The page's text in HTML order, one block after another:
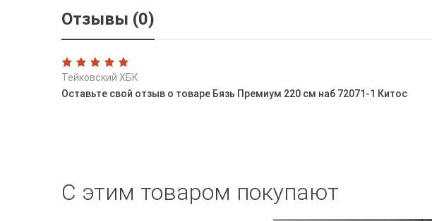
Отзывы (0)
Тейковский ХБК
Оставьте свой отзыв о товаре Бязь Премиум 220 см наб 72071-1 Китос
С этим товаром покупают